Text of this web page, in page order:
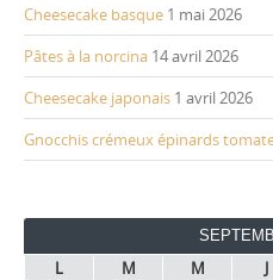
Cheesecake basque 1 mai 2026
Pâtes à la norcina 14 avril 2026
Cheesecake japonais 1 avril 2026
Gnocchis crémeux épinards
L M M J